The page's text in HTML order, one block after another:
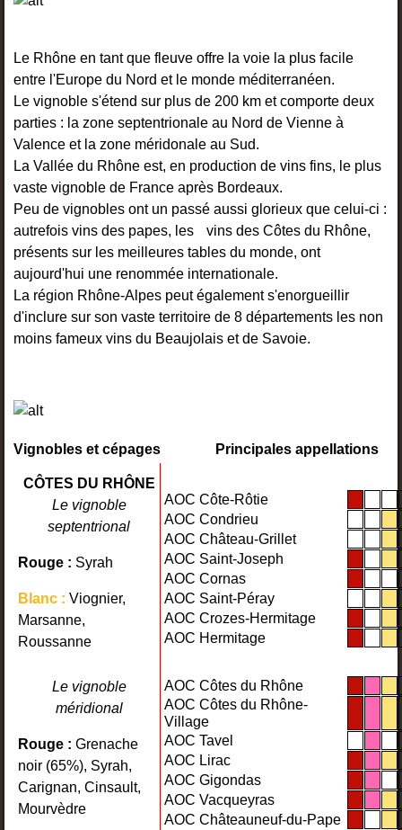
Le Rhône en tant que fleuve offre la voie la plus facile
entre l'Europe du Nord et le monde méditerranéen.
Le vignoble s'étend sur plus de 200 km et comporte deux
parties : la zone septentrionale au Nord de Vienne à
Valence et la zone méridonale au Sud.
La Vallée du Rhône est, en production de vins fins, le plus
vaste vignoble de France après Bordeaux.
Peu de vignobles ont un passé aussi glorieux que celui-ci :
autrefois vins des papes, les vins des Côtes du Rhône,
présents sur les meilleures tables du monde, ont
aujourd'hui une renommée internationale.
La région Rhône-Alpes peut également s'enorgueillir
d'inclure sur son vaste territoire de 8 départements les non
moins fameux vins du Beaujolais et de Savoie.
Vignobles et cépages Principales appellations
CÔTES DU RHÔNE
Le vignoble
septentrional
Rouge : Syrah
Blanc : Viognier,
Marsanne,
Roussanne
AOC Côte-Rôtie
AOC Condrieu
AOC Château-Grillet
AOC Saint-Joseph
AOC Cornas
AOC Saint-Péray
AOC Crozes-Hermitage
AOC Hermitage
Le vignoble
méridional
Rouge : Grenache
noir (65%), Syrah,
Carignan, Cinsault,
Mourvèdre
AOC Côtes du Rhône
AOC Côtes du Rhône-
Village
AOC Tavel
AOC Lirac
AOC Gigondas
AOC Vacqueyras
AOC Châteauneuf-du-Pape